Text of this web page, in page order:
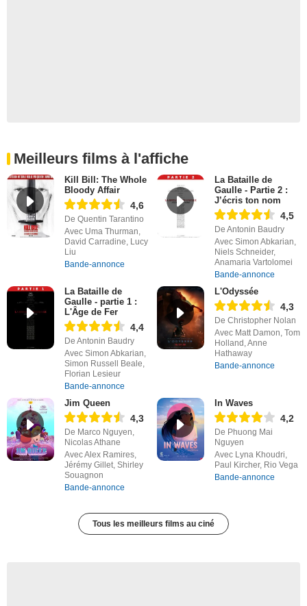
Meilleurs films à l'affiche
Kill Bill: The Whole
Bloody Affair
4,6
De Quentin Tarantino
Avec Uma Thurman,
David Carradine, Lucy
Liu
Bande-annonce
La Bataille de
Gaulle - Partie 2 :
J’écris ton nom
4,5
De Antonin Baudry
Avec Simon Abkarian,
Niels Schneider,
Anamaria Vartolomei
Bande-annonce
La Bataille de
Gaulle - partie 1 :
L'Âge de Fer
4,4
De Antonin Baudry
Avec Simon Abkarian,
Simon Russell Beale,
Florian Lesieur
Bande-annonce
L'Odyssée
4,3
De Christopher Nolan
Avec Matt Damon, Tom
Holland, Anne
Hathaway
Bande-annonce
Jim Queen
4,3
De Marco Nguyen,
Nicolas Athane
Avec Alex Ramires,
Jérémy Gillet, Shirley
Souagnon
Bande-annonce
In Waves
4,2
De Phuong Mai
Nguyen
Avec Lyna Khoudri,
Paul Kircher, Rio Vega
Bande-annonce
Tous les meilleurs films au ciné